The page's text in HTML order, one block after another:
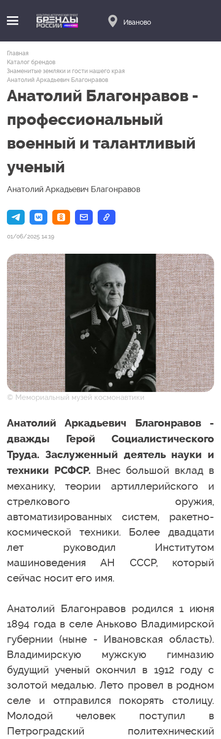
Иваново
Главная
Каталог брендов
Знаменитые земляки и гости нашего края
Анатолий Аркадьевич Благонравов
Анатолий Благонравов -
профессиональный
военный и талантливый
ученый
Анатолий Аркадьевич Благонравов
01/06/2025 14:19
© Мемориальный музей космонавтики
Анатолий Аркадьевич Благонравов -
дважды Герой Социалистического
Труда. Заслуженный деятель науки и
техники РСФСР. Внес большой вклад в
механику, теории артиллерийского и
стрелкового оружия,
автоматизированных систем, ракетно-
космической техники. Более двадцати
лет руководил Институтом
машиноведения АН СССР, который
сейчас носит его имя.
Анатолий Благонравов родился 1 июня
1894 года в селе Аньково Владимирской
губернии (ныне - Ивановская область).
Владимирскую мужскую гимназию
будущий ученый окончил в 1912 году с
золотой медалью. Лето провел в родном
селе и отправился покорять столицу.
Молодой человек поступил в
Петроградский политехнический